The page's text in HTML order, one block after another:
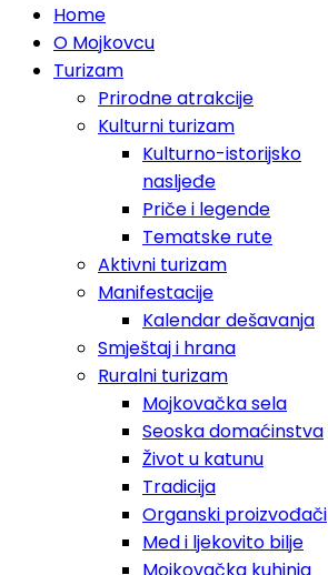
Home
O Mojkovcu
Turizam
Prirodne atrakcije
Kulturni turizam
Kulturno-istorijsko
nasljeđe
Priče i legende
Tematske rute
Aktivni turizam
Manifestacije
Kalendar dešavanja
Smještaj i hrana
Ruralni turizam
Mojkovačka sela
Seoska domaćinstva
Život u katunu
Tradicija
Organski proizvođači
Med i ljekovito bilje
Mojkovačka kuhinja